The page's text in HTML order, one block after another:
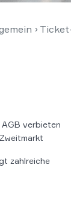
›
AGB verbieten
zahlreiche